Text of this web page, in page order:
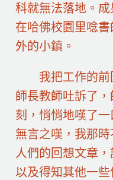
科就無法落地。
在哈佛校園里唸
外的小鎮。
我把工作的
師長教師吐訴了
刻，悄悄地嘆了
無言之嘆，我那
人們的回想文章
以及得知其他一